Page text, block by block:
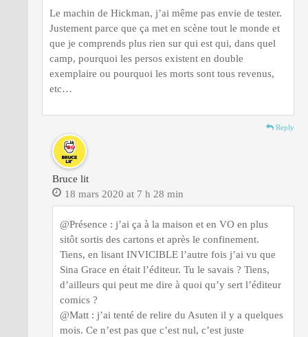
Le machin de Hickman, j’ai même pas envie de tester.
Justement parce que ça met en scène tout le monde et
que je comprends plus rien sur qui est qui, dans quel
camp, pourquoi les persos existent en double
exemplaire ou pourquoi les morts sont tous revenus,
etc…
Reply
Bruce lit
18 mars 2020 at 7 h 28 min
@Présence : j’ai ça à la maison et en VO en plus
sitôt sortis des cartons et après le confinement.
Tiens, en lisant INVICIBLE l’autre fois j’ai vu que
Sina Grace en était l’éditeur. Tu le savais ? Tiens,
d’ailleurs qui peut me dire à quoi qu’y sert l’éditeur
comics ?
@Matt : j’ai tenté de relire du Asuten il y a quelques
mois. Ce n’est pas que c’est nul, c’est juste